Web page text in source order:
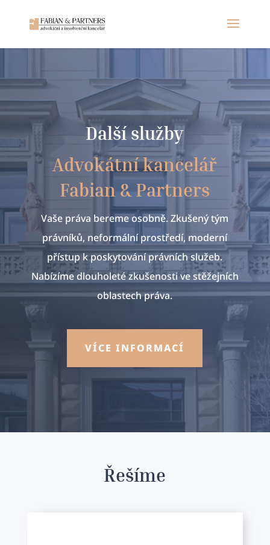
Další služby
Advokátní kancelář
Fabian & Partners
Vaše práva bereme osobně. Zkušený tým
právníků, neformální prostředí, moderní
přístup k poskytování právních služeb.
Nabízíme dlouholeté zkušenosti ve stěžejních
oblastech práva.
VÍCE INFORMACÍ
Řešíme